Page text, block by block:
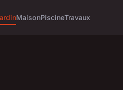
MaisonPiscineTravaux